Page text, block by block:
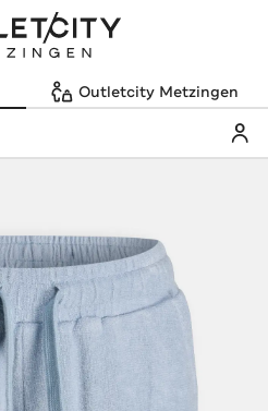
Outletcity Metzingen